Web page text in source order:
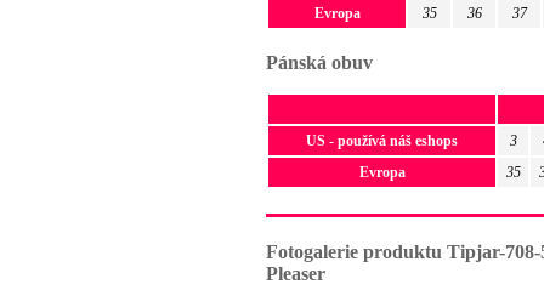
Evropa
35 36 37
Pánská obuv
US - používá náš eshops 3
Evropa
35
Fotogalerie produktu Tipjar-
Pleaser